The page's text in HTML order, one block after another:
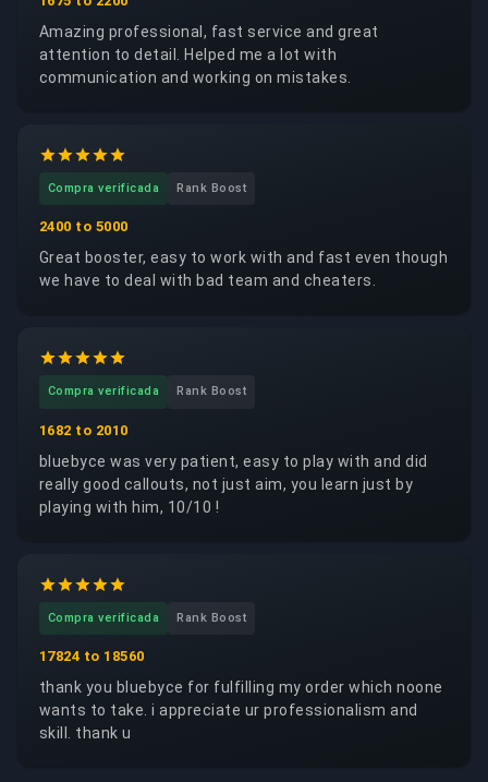
Amazing professional, fast service and great
attention to detail. Helped me a lot with
communication and working on mistakes.
Compra verificada Rank Boost
2400 to 5000
Great booster, easy to work with and fast even though
we have to deal with bad team and cheaters.
Compra verificada Rank Boost
1682 to 2010
bluebyce was very patient, easy to play with and did
really good callouts, not just aim, you learn just by
playing with him, 10/10 !
Compra verificada Rank Boost
17824 to 18560
thank you bluebyce for fulfilling my order which noone
wants to take. i appreciate ur professionalism and
skill. thank u